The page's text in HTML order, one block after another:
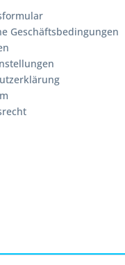
Geschäftsbedingungen